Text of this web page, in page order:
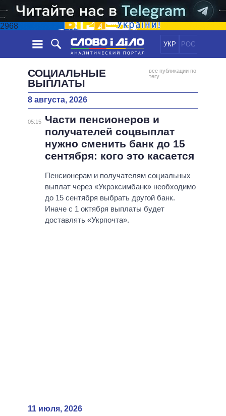
2968
УКР РОС
НОВОСТИ
ЛЕНТА
СОБЫТИЯ
СТАТЬИ
МНЕНИЯ
ОБЗОРЫ
ПОЛИТИКА
ЭКОНОМИКА
ОБЩЕСТВО
МИР
ОБЕЩАНИЯ
ПОЛИТИКИ
ВСЕ ПОЛИТИКИ
ПРЕЗИДЕНТ И ОФИС
КАБИНЕТ МИНИСТРОВ
ГЛАВЫ ОБЛАДМИНИСТРАЦИЙ
МЭРЫ
ВСЕ ПЕРСОНЫ
ИНФОГРАФИКА
ВИДЕО
ПОДДЕРЖАТЬ
СРАВНЕНИЕ ПОЛИТИКОВ
СОЦИАЛЬНЫЕ
ВЫПЛАТЫ
все публикации по
тегу
8 августа, 2026
05:15
Части пенсионеров и
получателей соцвыплат
нужно сменить банк до 15
сентября: кого это касается
Пенсионерам и получателям социальных
выплат через «Укрэксимбанк» необходимо
до 15 сентября выбрать другой банк.
Иначе с 1 октября выплаты будет
доставлять «Укрпочта».
11 июля, 2026